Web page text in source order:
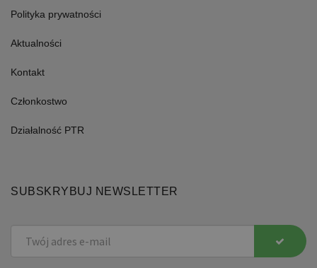
Polityka prywatności
Aktualności
Kontakt
Członkostwo
Działalność PTR
SUBSKRYBUJ NEWSLETTER